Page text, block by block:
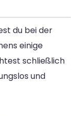
du bei der
einige
schließlich
und